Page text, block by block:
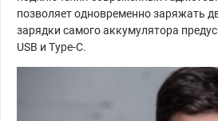
позволяет одновременно заряжать
зарядки самого аккумулятора
USB и Type-C.